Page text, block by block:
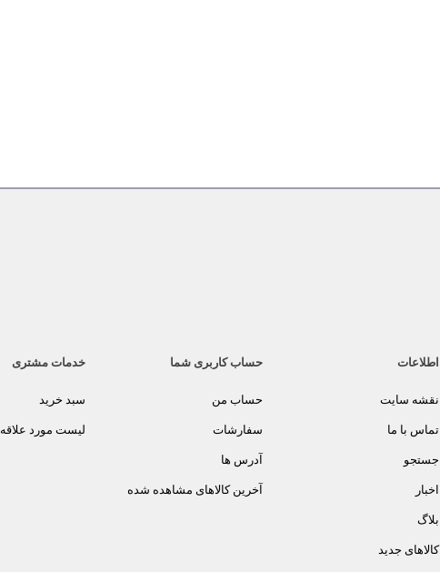
اطلاعات
نقشه سایت
تماس با ما
جستجو
اخبار
بلاگ
کالاهای جدید
حساب کاربری شما
حساب من
سفارشات
آدرس ها
آخرین کالاهای مشاهده شده
خدمات مشتری
سبد خرید
لیست مورد علاقه